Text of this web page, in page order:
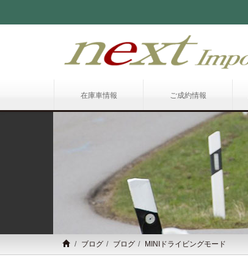
在庫車情報 ご成約情報
ブログ ブログ MINIドライビングモード